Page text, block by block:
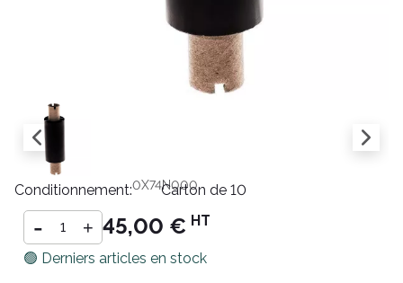
Référence :RCZEB110X74N000
Conditionnement: Carton de 10
- + 45,00 € HT
🟢 Derniers articles en stock